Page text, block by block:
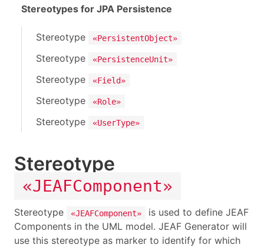
Stereotypes for JPA Persistence
Stereotype «PersistentObject»
Stereotype «PersistenceUnit»
Stereotype «Field»
Stereotype «Role»
Stereotype «UserType»
Stereotype
«JEAFComponent»
Stereotype «JEAFComponent»
is used to define JEAF
Components in the UML model. JEAF Generator will
use this stereotype as marker to identify for which